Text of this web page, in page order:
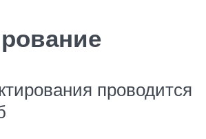
проводится